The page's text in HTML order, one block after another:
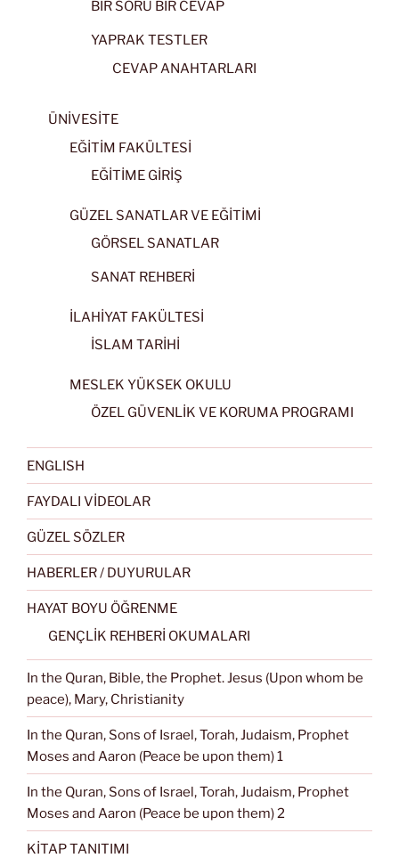
BİR SORU BİR CEVAP
YAPRAK TESTLER
CEVAP ANAHTARLARI
ÜNİVESİTE
EĞİTİM FAKÜLTESİ
EĞİTİME GİRİŞ
GÜZEL SANATLAR VE EĞİTİMİ
GÖRSEL SANATLAR
SANAT REHBERİ
İLAHİYAT FAKÜLTESİ
İSLAM TARİHİ
MESLEK YÜKSEK OKULU
ÖZEL GÜVENLİK VE KORUMA PROGRAMI
ENGLISH
FAYDALI VİDEOLAR
GÜZEL SÖZLER
HABERLER / DUYURULAR
HAYAT BOYU ÖĞRENME
GENÇLİK REHBERİ OKUMALARI
In the Quran, Bible, the Prophet. Jesus (Upon whom be
peace), Mary, Christianity
In the Quran, Sons of Israel, Torah, Judaism, Prophet
Moses and Aaron (Peace be upon them) 1
In the Quran, Sons of Israel, Torah, Judaism, Prophet
Moses and Aaron (Peace be upon them) 2
KİTAP TANITIMI